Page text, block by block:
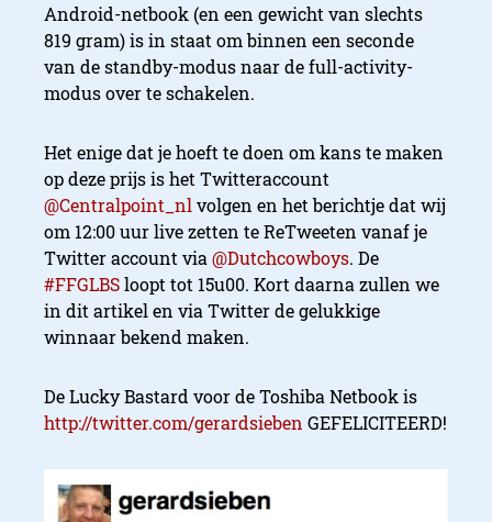
Android-netbook (en een gewicht van slechts
819 gram) is in staat om binnen een seconde
van de standby-modus naar de full-activity-
modus over te schakelen.
Het enige dat je hoeft te doen om kans te maken
op deze prijs is het Twitteraccount
@Centralpoint_nl volgen en het berichtje dat wij
om 12:00 uur live zetten te ReTweeten vanaf je
Twitter account via @Dutchcowboys. De
#FFGLBSloopt tot 15u00. Kort daarna zullen we
in dit artikel en via Twitter de gelukkige
winnaar bekend maken.
De Lucky Bastard voor de Toshiba Netbook is
http://twitter.com/gerardsieben GEFELICITEERD!